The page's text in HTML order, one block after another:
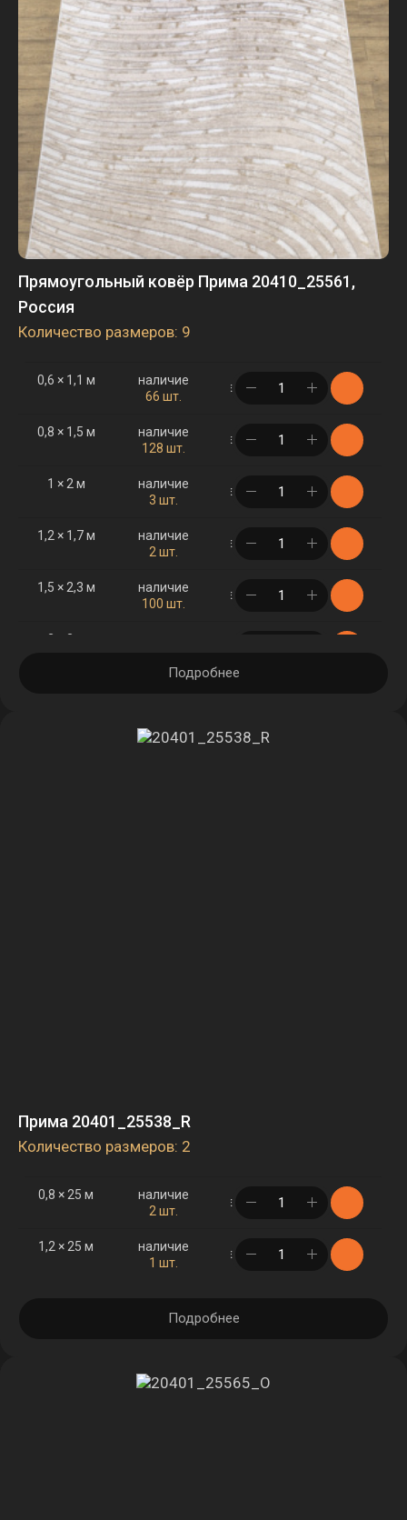
Прямоугольный ковёр Прима 20410_25561,
Россия
Количество размеров: 9
0,6 × 1,1 м
наличие
66 шт.
в корзине
0,8 × 1,5 м
наличие
128 шт.
в корзине
1 × 2 м
наличие
3 шт.
в корзине
1,2 × 1,7 м
наличие
2 шт.
в корзине
1,5 × 2,3 м
наличие
100 шт.
в корзине
2 × 3 м
наличие
Подробнее
Прима 20401_25538_R
Количество размеров: 2
0,8 × 25 м
наличие
2 шт.
в корзине
1,2 × 25 м
наличие
1 шт.
в корзине
Подробнее